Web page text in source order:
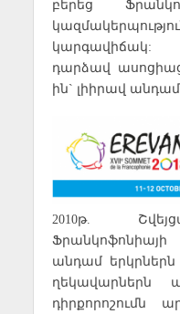
բերեց
կարգավիճակ:
դարձավ
ին` լիիրավ
2010թ.
Ֆրանկոֆոնիայի
անդամ երկրներն
ղեկավարներն
դիրքորոշումն